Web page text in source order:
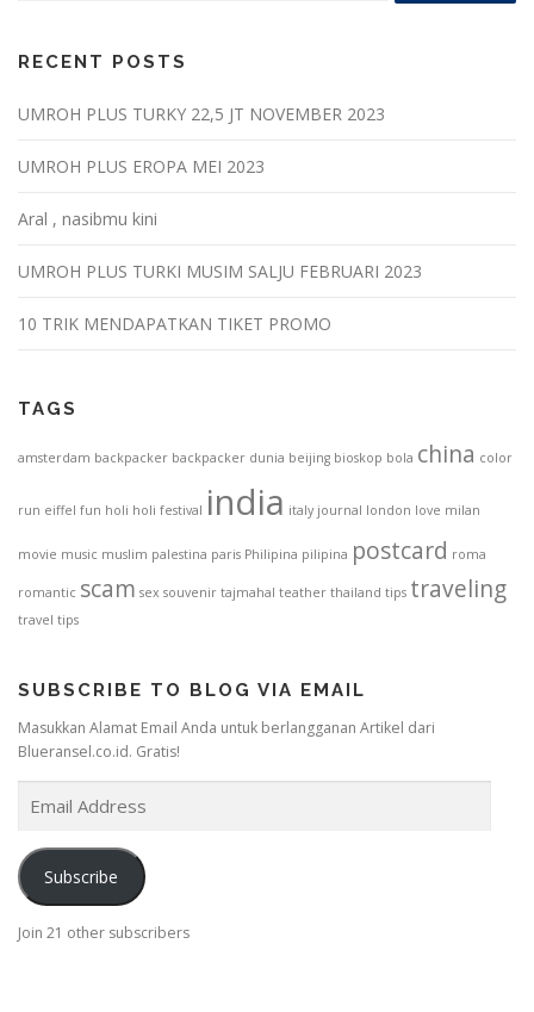
RECENT POSTS
UMROH PLUS TURKY 22,5 JT NOVEMBER 2023
UMROH PLUS EROPA MEI 2023
Aral , nasibmu kini
UMROH PLUS TURKI MUSIM SALJU FEBRUARI 2023
10 TRIK MENDAPATKAN TIKET PROMO
TAGS
amsterdam backpacker backpacker dunia beijing bioskop bola china color
run eiffel fun holi holi festival india italy journal london love milan
movie music muslim palestina paris Philipina pilipina postcard roma
romantic scam sex souvenir tajmahal teather thailand tips traveling
travel tips
SUBSCRIBE TO BLOG VIA EMAIL
Masukkan Alamat Email Anda untuk berlangganan Artikel dari
Blueransel.co.id. Gratis!
i
l
d
Subscribe
Join 21 other subscribers